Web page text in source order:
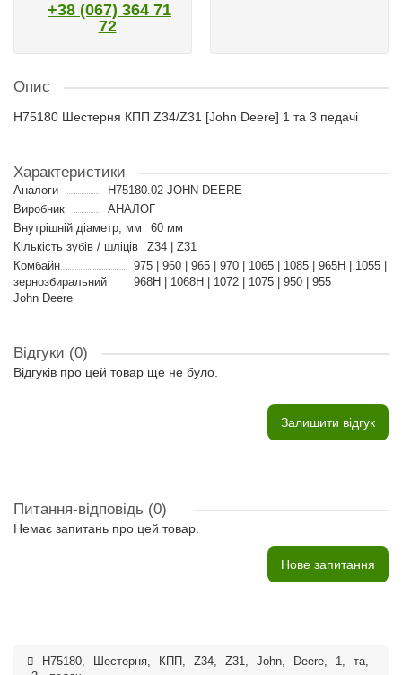
+38 (067) 364 71
72
Опис
H75180 Шестерня КПП Z34/Z31 [John Deere] 1 та 3 педачі
Характеристики
Аналоги
H75180.02 JOHN DEERE
Виробник
АНАЛОГ
Внутрішній діаметр, мм
60 мм
Кількість зубів / шліців
Z34 | Z31
Комбайн
зернозбиральний
John Deere
975 | 960 | 965 | 970 | 1065 | 1085 | 965H | 1055 |
968H | 1068H | 1072 | 1075 | 950 | 955
Відгуки (0)
Відгуків про цей товар ще не було.
Залишити відгук
Питання-відповідь (0)
Немає запитань про цей товар.
Нове запитання
H75180, Шестерня, КПП , Z34, Z31, John, Deere, 1, та,